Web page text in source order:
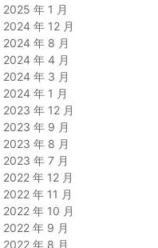
2025 年 1 月
2024 年 12 月
2024 年 8 月
2024 年 4 月
2024 年 3 月
2024 年 1 月
2023 年 12 月
2023 年 9 月
2023 年 8 月
2023 年 7 月
2022 年 12 月
2022 年 11 月
2022 年 10 月
2022 年 9 月
2022 年 8 月